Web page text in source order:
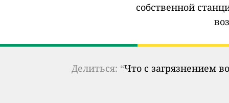
собственной
Делиться: “Что с загрязнением